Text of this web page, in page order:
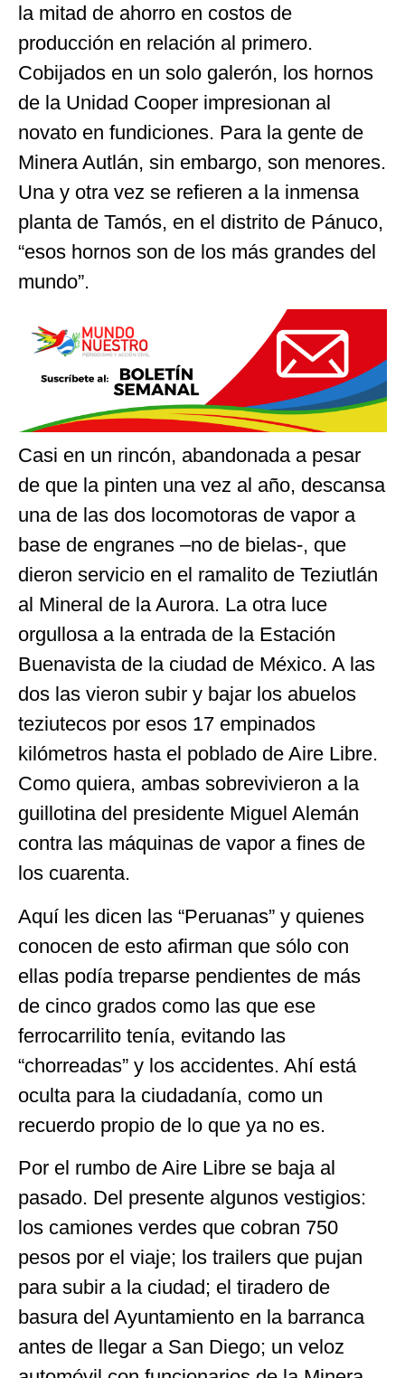
la mitad de ahorro en costos de
producción en relación al primero.
Cobijados en un solo galerón, los hornos
de la Unidad Cooper impresionan al
novato en fundiciones. Para la gente de
Minera Autlán, sin embargo, son menores.
Una y otra vez se refieren a la inmensa
planta de Tamós, en el distrito de Pánuco,
“esos hornos son de los más grandes del
mundo”.
Casi en un rincón, abandonada a pesar
de que la pinten una vez al año, descansa
una de las dos locomotoras de vapor a
base de engranes –no de bielas-, que
dieron servicio en el ramalito de Teziutlán
al Mineral de la Aurora. La otra luce
orgullosa a la entrada de la Estación
Buenavista de la ciudad de México. A las
dos las vieron subir y bajar los abuelos
teziutecos por esos 17 empinados
kilómetros hasta el poblado de Aire Libre.
Como quiera, ambas sobrevivieron a la
guillotina del presidente Miguel Alemán
contra las máquinas de vapor a fines de
los cuarenta.
Aquí les dicen las “Peruanas” y quienes
conocen de esto afirman que sólo con
ellas podía treparse pendientes de más
de cinco grados como las que ese
ferrocarrilito tenía, evitando las
“chorreadas” y los accidentes. Ahí está
oculta para la ciudadanía, como un
recuerdo propio de lo que ya no es.
Por el rumbo de Aire Libre se baja al
pasado. Del presente algunos vestigios:
los camiones verdes que cobran 750
pesos por el viaje; los trailers que pujan
para subir a la ciudad; el tiradero de
basura del Ayuntamiento en la barranca
antes de llegar a San Diego; un veloz